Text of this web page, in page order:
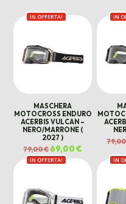
59,00 €. 45,00 €.
IN OFFERTA!
MASCHERA
MOTOCROSS ENDURO
ACERBIS VULCAN –
NERO/MARRONE (
2027 )
79,00€Il
prezzo
originale
era:
69,00€
attuale
è:
69,00 €.
IN
IN OFFERTA! IN